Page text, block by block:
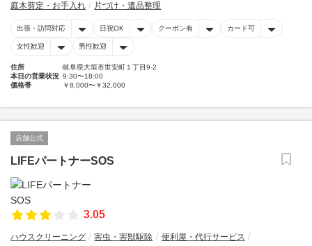
庭木剪定・お手入れ
片づけ・遺品整理
出張・訪問対応 日祝OK クーポン有 カード可
女性歓迎 男性歓迎
住所
岐阜県大垣市世安町１丁目9-2
本日の営業状況 9:30〜18:00
価格帯
￥8,000〜￥32,000
店舗公式
LIFEパートナーSOS
3.05
ハウスクリーニング 害虫・害獣駆除
便利屋・代行サービス